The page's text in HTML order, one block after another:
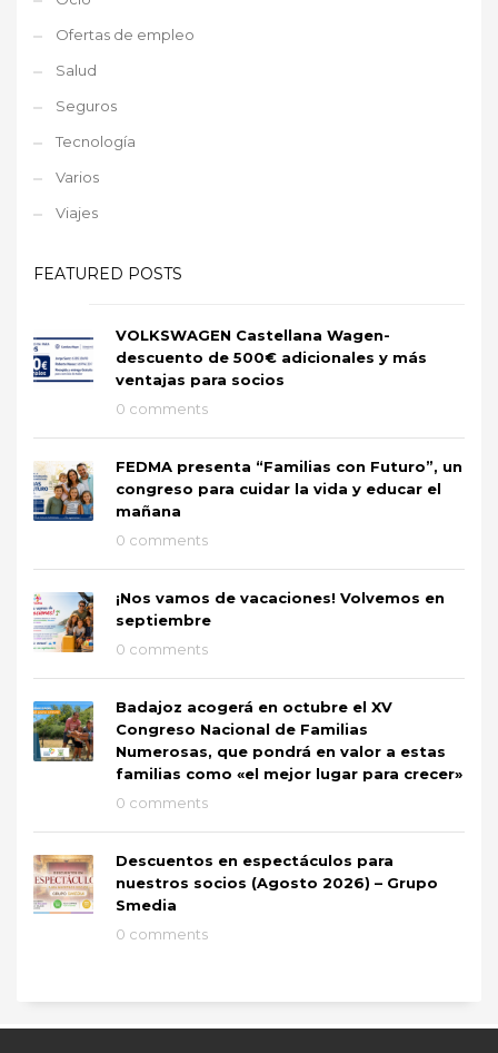
Ofertas de empleo
Salud
Seguros
Tecnología
Varios
Viajes
FEATURED POSTS
VOLKSWAGEN Castellana Wagen-
descuento de 500€ adicionales y más
ventajas para socios
0 comments
FEDMA presenta “Familias con Futuro”, un
congreso para cuidar la vida y educar el
mañana
0 comments
¡Nos vamos de vacaciones! Volvemos en
septiembre
0 comments
Badajoz acogerá en octubre el XV
Congreso Nacional de Familias
Numerosas, que pondrá en valor a estas
familias como «el mejor lugar para crecer»
0 comments
Descuentos en espectáculos para
nuestros socios (Agosto 2026) – Grupo
Smedia
0 comments